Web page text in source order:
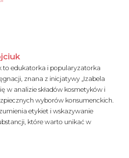
to edukatorka i popularyzatorka
znana z inicjatywy „Izabela
w analizie składów kosmetyków i
wyborów konsumenckich.
etykiet i wskazywanie
które warto unikać w